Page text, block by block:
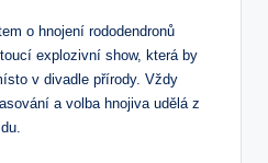
o hnojení rododendronů‍
explozivní show, která ⁢by
v divadle přírody. Vždy
a volba hnojiva udělá ‌z